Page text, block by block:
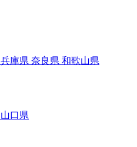
兵庫県 奈良県 和歌山県
山口県